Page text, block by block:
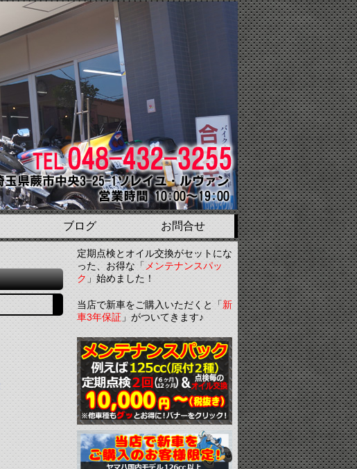
ブログ お問合せ
定期点検とオイル交換がセットにな
った、お得な「 メンテナンスパッ
ク」始めました！
当店で新車をご購入いただくと「新
車3年保証」がついてきます♪